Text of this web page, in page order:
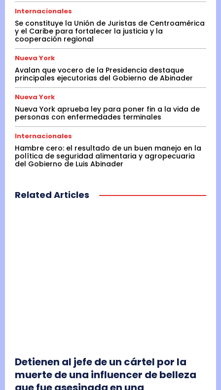
Internacionales
Se constituye la Unión de Juristas de Centroamérica
y el Caribe para fortalecer la justicia y la
cooperación regional
Nueva York
Avalan que vocero de la Presidencia destaque
principales ejecutorias del Gobierno de Abinader
Nueva York
Nueva York aprueba ley para poner fin a la vida de
personas con enfermedades terminales
Internacionales
Hambre cero: el resultado de un buen manejo en la
política de seguridad alimentaria y agropecuaria
del Gobierno de Luis Abinader
Related Articles
Detienen al jefe de un cártel por la
muerte de una influencer de belleza